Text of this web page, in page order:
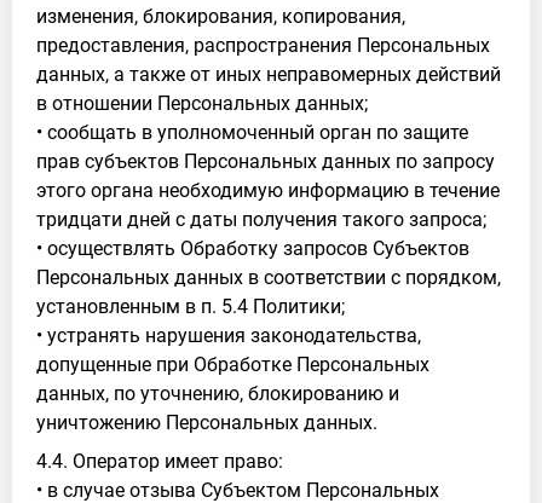
изменения, блокирования, копирования,
предоставления, распространения Персональных
данных, а также от иных неправомерных действий
в отношении Персональных данных;
• сообщать в уполномоченный орган по защите
прав субъектов Персональных данных по запросу
этого органа необходимую информацию в течение
тридцати дней с даты получения такого запроса;
• осуществлять Обработку запросов Субъектов
Персональных данных в соответствии с порядком,
установленным в п. 5.4 Политики;
• устранять нарушения законодательства,
допущенные при Обработке Персональных
данных, по уточнению, блокированию и
уничтожению Персональных данных.
4.4. Оператор имеет право:
• в случае отзыва Субъектом Персональных